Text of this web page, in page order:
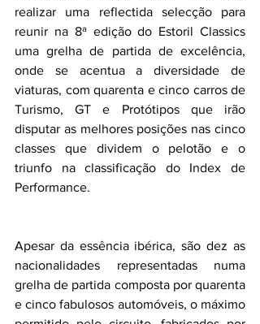
realizar uma reflectida selecção para
reunir na 8ª edição do Estoril Classics
uma grelha de partida de excelência,
onde se acentua a diversidade de
viaturas, com quarenta e cinco carros de
Turismo, GT e Protótipos que irão
disputar as melhores posições nas cinco
classes que dividem o pelotão e o
triunfo na classificação do Index de
Performance.
Apesar da essência ibérica, são dez as
nacionalidades representadas numa
grelha de partida composta por quarenta
e cinco fabulosos automóveis, o máximo